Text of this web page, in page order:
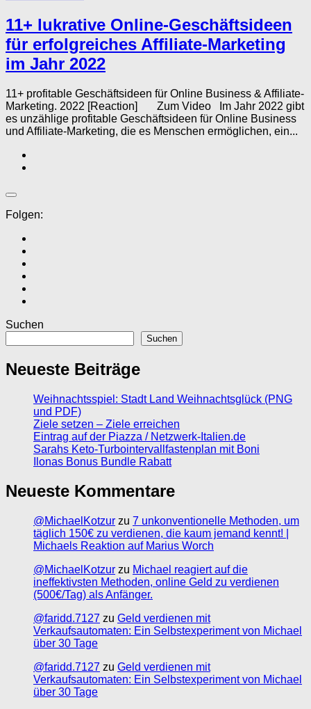
11+ lukrative Online-Geschäftsideen
für erfolgreiches Affiliate-Marketing
im Jahr 2022
11+ profitable Geschäftsideen für Online Business & Affiliate-
Marketing. 2022 [Reaction] Zum Video Im Jahr 2022 gibt
es unzählige profitable Geschäftsideen für Online Business
und Affiliate-Marketing, die es Menschen ermöglichen, ein...
Folgen:
Suchen
Suchen
Neueste Beiträge
Weihnachtsspiel: Stadt Land Weihnachtsglück (PNG
und PDF)
Ziele setzen – Ziele erreichen
Eintrag auf der Piazza / Netzwerk-Italien.de
Sarahs Keto-Turbointervallfastenplan mit Boni
Ilonas Bonus Bundle Rabatt
Neueste Kommentare
@MichaelKotzur zu 7 unkonventionelle Methoden, um
täglich 150€ zu verdienen, die kaum jemand kennt! |
Michaels Reaktion auf Marius Worch
@MichaelKotzur zu Michael reagiert auf die
ineffektivsten Methoden, online Geld zu verdienen
(500€/Tag) als Anfänger.
@faridd.7127 zu Geld verdienen mit
Verkaufsautomaten: Ein Selbstexperiment von Michael
über 30 Tage
@faridd.7127 zu Geld verdienen mit
Verkaufsautomaten: Ein Selbstexperiment von Michael
über 30 Tage